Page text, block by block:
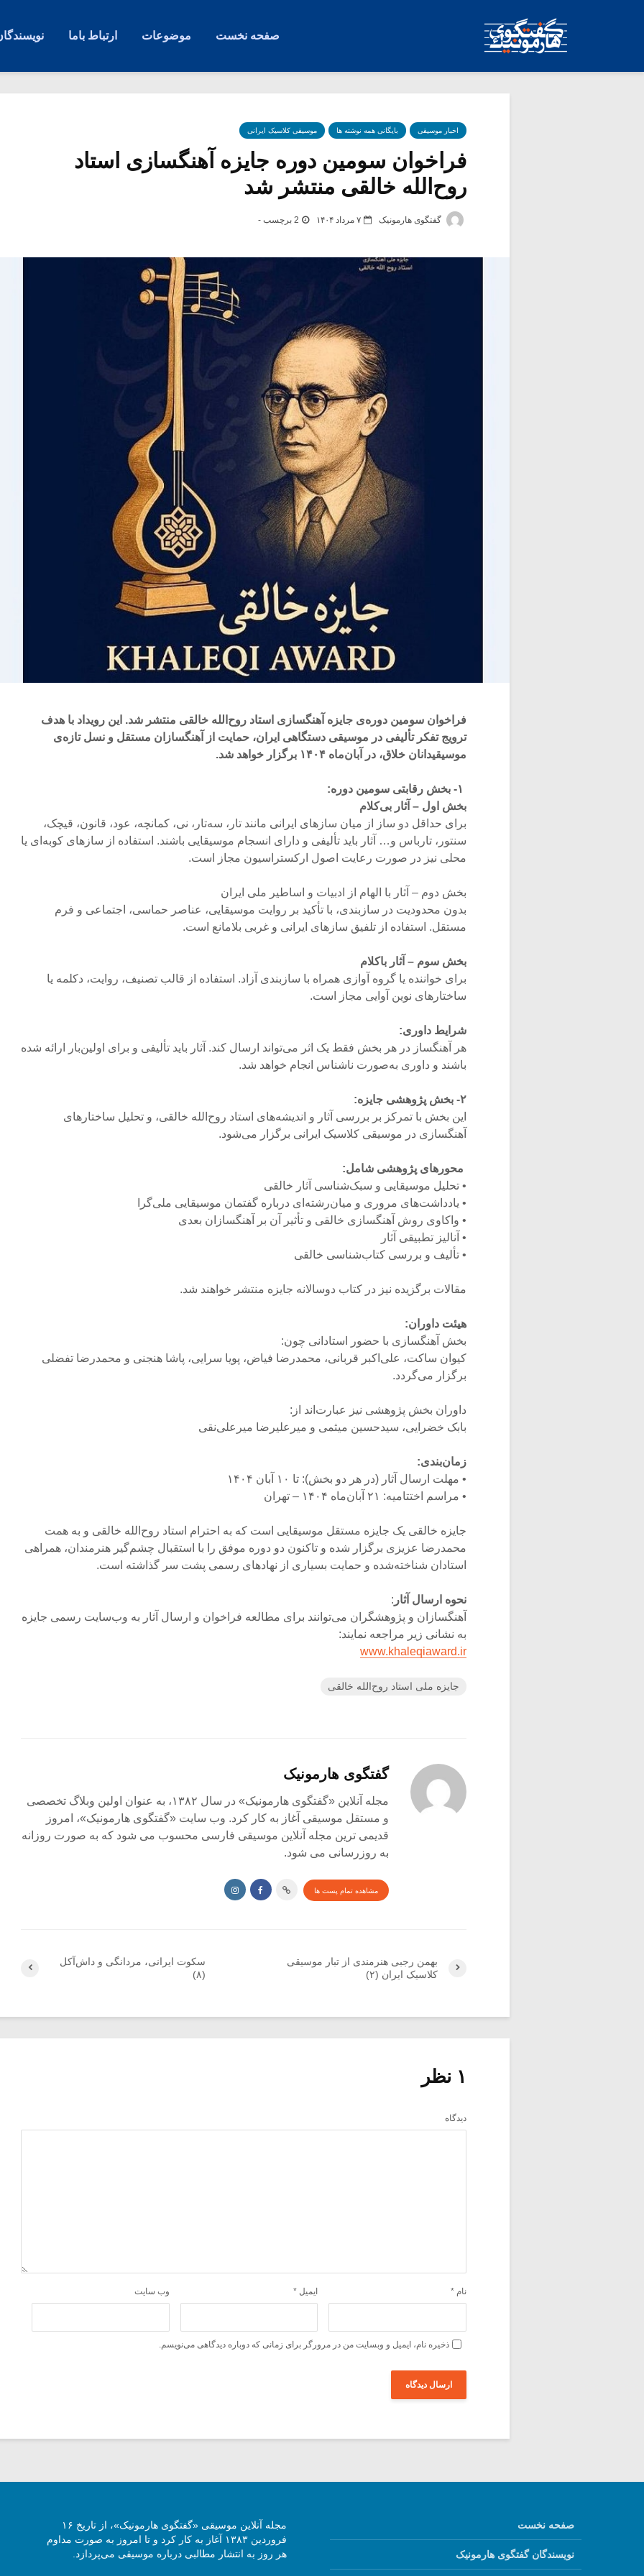
صفحه نخست موضوعات ارتباط باما
اخبار موسیقی بایگانی همه نوشته ها موسیقی کلاسیک ایرانی
فراخوان سومین دوره جایزه آهنگسازی استاد
روح‌الله خالقی منتشر شد
گفتگوی هارمونیک ۷ مرداد ۱۴۰۴ 2 برچسب -
فراخوان سومین دوره‌ی جایزه آهنگسازی استاد روح‌الله خالقی منتشر شد. این رویداد با هدف
ترویج تفکر تألیفی در موسیقی دستگاهی ایران، حمایت از آهنگسازان مستقل و نسل تازه‌ی
موسیقیدانان خلاق، در آبان‌ماه ۱۴۰۴ برگزار خواهد شد.
بخش اول – آثار بی‌کلام
برای حداقل دو ساز از میان سازهای ایرانی مانند تار، سه‌تار، نی، کمانچه، عود، قانون، قیچک،
سنتور، تارباس و… آثار باید تألیفی و دارای انسجام موسیقایی باشند. استفاده از سازهای کوبه‌ای یا
محلی نیز در صورت رعایت اصول ارکستراسیون مجاز است.
بخش دوم – آثار با الهام از ادبیات و اساطیر ملی ایران
بدون محدودیت در سازبندی، با تأکید بر روایت موسیقایی، عناصر حماسی، اجتماعی و فرم
مستقل. استفاده از تلفیق سازهای ایرانی و غربی بلامانع است.
بخش سوم – آثار باکلام
برای خواننده یا گروه آوازی همراه با سازبندی آزاد. استفاده از قالب تصنیف، روایت، دکلمه یا
ساختارهای نوین آوایی مجاز است.
شرایط داوری:
هر آهنگساز در هر بخش فقط یک اثر می‌تواند ارسال کند. آثار باید تألیفی و برای اولین‌بار ارائه شده
باشند و داوری به‌صورت ناشناس انجام خواهد شد.
۲- بخش پژوهشی جایزه:
این بخش با تمرکز بر بررسی آثار و اندیشه‌های استاد روح‌الله خالقی، و تحلیل ساختارهای
آهنگسازی در موسیقی کلاسیک ایرانی برگزار می‌شود.
محورهای پژوهشی شامل:
• تحلیل موسیقایی و سبک‌شناسی آثار خالقی
• یادداشت‌های مروری و میان‌رشته‌ای درباره گفتمان موسیقایی ملی‌گرا
• واکاوی روش آهنگسازی خالقی و تأثیر آن بر آهنگسازان بعدی
• آنالیز تطبیقی آثار
• تألیف و بررسی کتاب‌شناسی خالقی
مقالات برگزیده نیز در کتاب دوسالانه جایزه منتشر خواهند شد.
هیئت داوران:
بخش آهنگسازی با حضور استادانی چون:
کیوان ساکت، علی‌اکبر قربانی، محمدرضا فیاض، پویا سرایی، پاشا هنجنی و محمدرضا تفضلی
برگزار می‌گردد.
داوران بخش پژوهشی نیز عبارت‌اند از:
بابک خضرایی، سیدحسین میثمی و میرعلیرضا میرعلی‌نقی
زمان‌بندی:
• مهلت ارسال آثار (در هر دو بخش): تا ۱۰ آبان ۱۴۰۴
• مراسم اختتامیه: ۲۱ آبان‌ماه ۱۴۰۴ – تهران
جایزه‌ خالقی یک جایزه مستقل موسیقایی است که به احترام استاد روح‌الله خالقی و به همت
محمدرضا عزیزی برگزار شده و تاکنون دو دوره موفق را با استقبال چشم‌گیر هنرمندان، همراهی
استادان شناخته‌شده و حمایت بسیاری از نهادهای رسمی پشت سر گذاشته است.
نحوه ارسال آثار :
آهنگسازان و پژوهشگران می‌توانند برای مطالعه فراخوان و ارسال آثار به وب‌سایت رسمی جایزه
به نشانی زیر مراجعه نمایند:
www.khaleqiaward.ir
جایزه ملی استاد روح‌الله خالقی
گفتگوی هارمونیک
مجله آنلاین «گفتگوی هارمونیک» در سال ۱۳۸۲، به عنوان اولین وبلاگ تخصصی
و مستقل موسیقی آغاز به کار کرد. وب سایت «گفتگوی هارمونیک»، امروز
قدیمی ترین مجله آنلاین موسیقی فارسی محسوب می شود که به صورت روزانه
به روزرسانی می شود.
مشاهده تمام پست ها
سکوت ایرانی، مردانگی و داش‌آکل
(۸)
بهمن رجبی هنرمندی از تبار موسیقی
کلاسیک ایران (۲)
۱ نظر
دیدگاه
نام * ایمیل * وب‌ سایت
ذخیره نام، ایمیل و وبسایت من در مرورگر برای زمانی که دوباره دیدگاهی می‌نویسم.
صفحه نخست
نویسندگان گفتگوی هارمونیک
مجله آنلاین موسیقی «گفتگوی هارمونیک»، از تاریخ ۱۶
فروردین ۱۳۸۳ آغاز به کار کرد و تا امروز به صورت مداوم
هر روز به انتشار مطالبی درباره موسیقی می‌پردازد.